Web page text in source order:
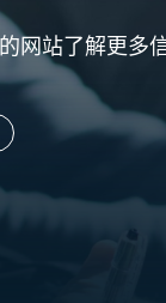
网站了解更多